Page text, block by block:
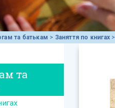
та батькам > Заняття по книгах >
та